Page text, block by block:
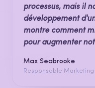
processus, mais il
développement
montre comment
pour augmenter
Max Seabrooke
Responsable Marketing